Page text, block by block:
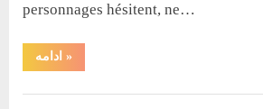
personnages hésitent, ne…
ادامه “Station
Bastille”
»